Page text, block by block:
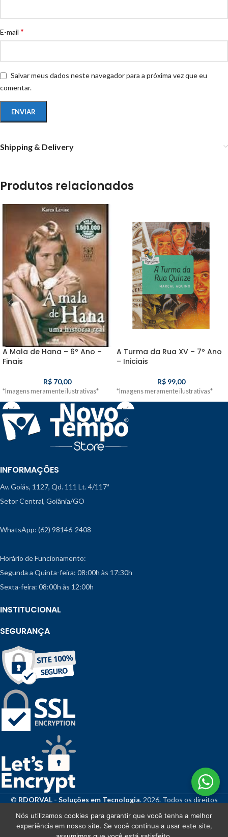
E-mail *
Salvar meus dados neste navegador para a próxima vez que eu
comentar.
Shipping & Delivery
Produtos relacionados
A Mala de Hana – 6º Ano –
Finais
R$70,00
*Imagens meramente ilustrativas*
A Turma da Rua XV – 7º Ano
– Iniciais
R$99,00
*Imagens meramente ilustrativas*
INFORMAÇÕES
Av. Goiás, 1127, Qd. 111 Lt. 4/117ª
Setor Central, Goiânia/GO
WhatsApp: (62) 98146-2408
Horário de Funcionamento:
Segunda a Quinta-feira: 08:00h às 17:30h
Sexta-feira: 08:00h às 12:00h
INSTITUCIONAL
SEGURANÇA
© RDORVAL - Soluções em Tecnologia. 2026. Todos os direitos
Nós utilizamos cookies para garantir que você tenha a melhor
experiência em nosso site. Se você continua a usar este site,